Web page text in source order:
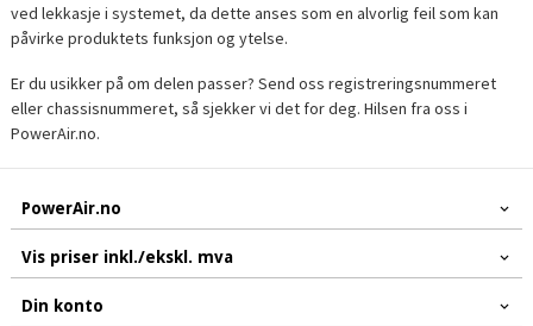
ved lekkasje i systemet, da dette anses som en alvorlig feil som kan
påvirke produktets funksjon og ytelse.
Er du usikker på om delen passer? Send oss registreringsnummeret
eller chassisnummeret, så sjekker vi det for deg. Hilsen fra oss i
PowerAir.no.
PowerAir.no
Vis priser inkl./ekskl. mva
Din konto